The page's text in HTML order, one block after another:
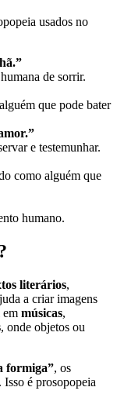
usados no
de sorrir.
que pode bater
e testemunhar.
como alguém que
humano.
literários,
a criar imagens
em músicas,
, onde objetos ou
formiga”, os
é prosopopeia